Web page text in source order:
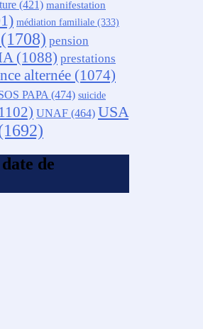
(421) manifestation
médiation familiale (333)
(1708) pension
(1088) prestations
alternée (1074)
PAPA (474) suicide
UNAF (464) USA
de